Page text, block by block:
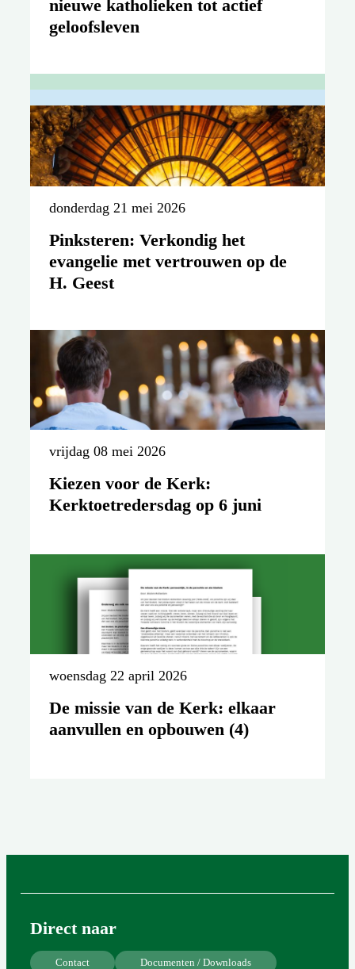
nieuwe katholieken tot actief
geloofsleven
zondag 31 mei 2026
Nieuw bedevaartseizoen in Brielle
maandag 25 mei 2026
FOTOVERSLAG Vuurdoop:
Geef ons telkens opnieuw de
kracht van de Heilige Geest
donderdag 21 mei 2026
Pinksteren: Verkondig het
evangelie met vertrouwen op de
H. Geest
vrijdag 08 mei 2026
Kiezen voor de Kerk:
Kerktoetredersdag op 6 juni
woensdag 22 april 2026
De missie van de Kerk: elkaar
aanvullen en opbouwen (4)
Direct naar
Contact Documenten / Downloads